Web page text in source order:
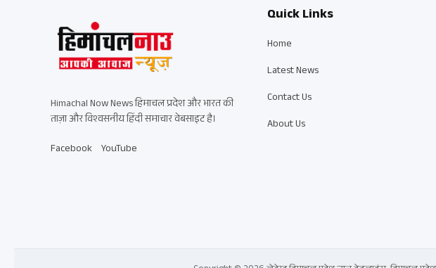
Himachal Now News हिमाचल प्रदेश और भारत की
ताज़ा और विश्वसनीय हिंदी समाचार वेबसाइट है।
Facebook YouTube
Quick Links
Home
Latest News
Contact Us
About Us